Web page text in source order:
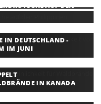
AUF DEN
IN DEUTSCHLAND -
IM JUNI
IN KANADA